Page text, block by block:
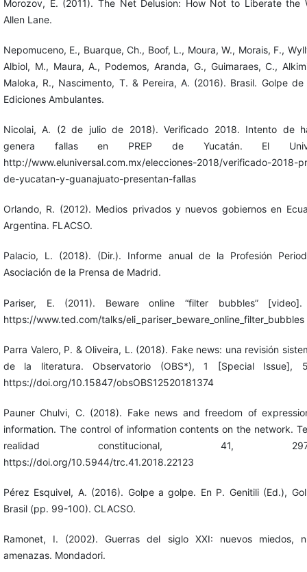
Morozov, E. (2011). The Net Delusion: How Not to Liberate the
Allen Lane.
Nepomuceno, E., Buarque, Ch., Boof, L., Moura, W., Morais, F.,
Albiol, M., Maura, A., Podemos, Aranda, G., Guimaraes, C.,
Maloka, R., Nascimento, T. & Pereira, A. (2016). Brasil. Golpe de
Ediciones Ambulantes.
Nicolai, A. (2 de julio de 2018). Verificado 2018. Intento de
genera fallas en PREP de Yucatán. El
http://www.eluniversal.com.mx/elecciones-2018/verificado-2018-
de-yucatan-y-guanajuato-presentan-fallas
Orlando, R. (2012). Medios privados y nuevos gobiernos en
Argentina. FLACSO.
Palacio, L. (2018). (Dir.). Informe anual de la Profesión
Asociación de la Prensa de Madrid.
Pariser, E. (2011). Beware online “filter bubbles” [video].
https://www.ted.com/talks/eli_pariser_beware_online_filter_bubbles
Parra Valero, P. & Oliveira, L. (2018). Fake news: una revisión
de la literatura. Observatorio (OBS*), 1 [Special Issue],
https://doi.org/10.15847/obsOBS12520181374
Pauner Chulvi, C. (2018). Fake news and freedom of
information. The control of information contents on the network.
realidad constitucional, 41, 297-
https://doi.org/10.5944/trc.41.2018.22123
Pérez Esquivel, A. (2016). Golpe a golpe. En P. Genitili (Ed.),
Brasil (pp. 99-100). CLACSO.
Ramonet, I. (2002). Guerras del siglo XXI: nuevos miedos,
amenazas. Mondadori.